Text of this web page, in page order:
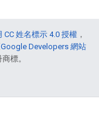
CC 姓名標示 4.0 授權 ，
Google Developers 網站
標。